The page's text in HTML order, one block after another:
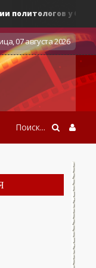
у
07 августа 2026
политологов у